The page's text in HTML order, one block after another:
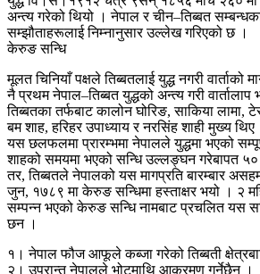
अन्त्य गरेको थियो । नेपाल र चीन–तिब्बत
सम्झौताहरूलाई निम्नानुसार उल्लेख गरिएको छ ।
केरुङ सन्धि
मूलत चिनियाँ पक्षले तिब्बतलाई युद्ध नगरी वार्ताको
नै प्रथम नेपाल–तिब्बत युद्धको अन्त्य गरी वार्तालाप
तिब्बतका तर्फबाट कालोन घोरिङ, साकिया लामा,
बम शाह, हरिहर उपाध्याय र नरसिंह शाही मुख्य
यस छलफलमा प्रारम्भमा नेपालले युद्धमा भएको
शाहको समयमा भएको सन्धि उल्लङ्घन गरेबापत ५०
तर, तिब्बतले नेपालको यस मागप्रति बारम्बार
जुन, १७८९ मा केरुङ सन्धिमा हस्ताक्षर भयो । २
सम्पन्न भएको केरुङ सन्धि नामबाट प्रचलित यस
छन ।
१। नेपाल फौज आफूले कब्जा गरेको तिब्बती
२। उप्रान्त नेपालले भोटमाथि आक्रमण गर्नेछैन ।